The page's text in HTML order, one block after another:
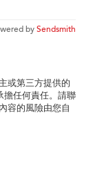
bySendsmith
或第三方提供的
擔任何責任。請聯
容的風險由您自